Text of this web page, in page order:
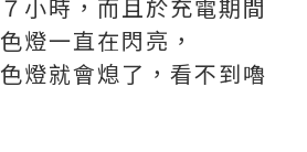
小時，而且於充電期間
燈一直在閃亮，
燈就會熄了，看不到嚕